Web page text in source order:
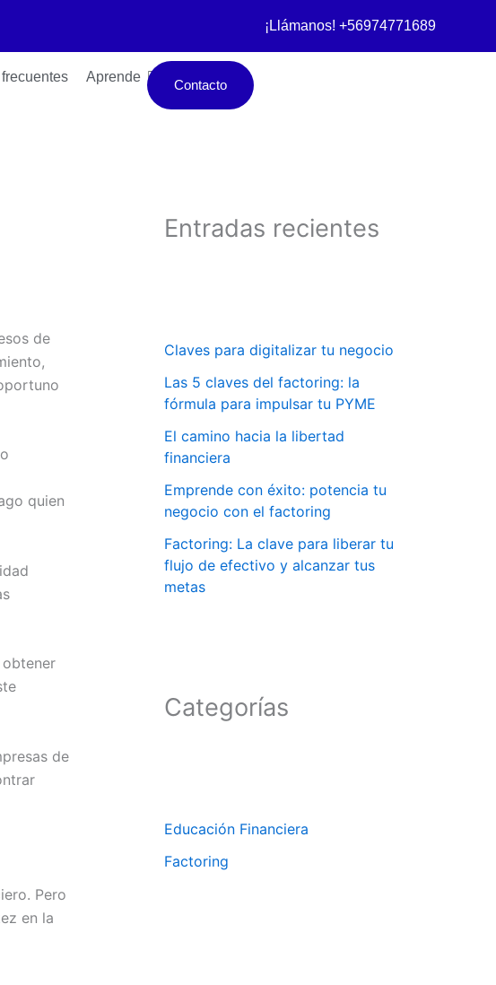
¡Llámanos! +56974771689
Aprende
Contacto
de
quien
de
Pero
en la
Entradas recientes
Claves para digitalizar tu negocio
Las 5 claves del factoring: la
fórmula para impulsar tu PYME
El camino hacia la libertad
financiera
Emprende con éxito: potencia tu
negocio con el factoring
Factoring: La clave para liberar tu
flujo de efectivo y alcanzar tus
metas
Categorías
Educación Financiera
Factoring